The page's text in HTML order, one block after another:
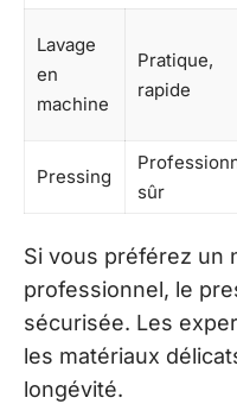
Lavage
en
machine
Pratique,
rapide
Pressing
sûr
Si vous préférez un
professionnel, le
sécurisée. Les
les matériaux
longévité.